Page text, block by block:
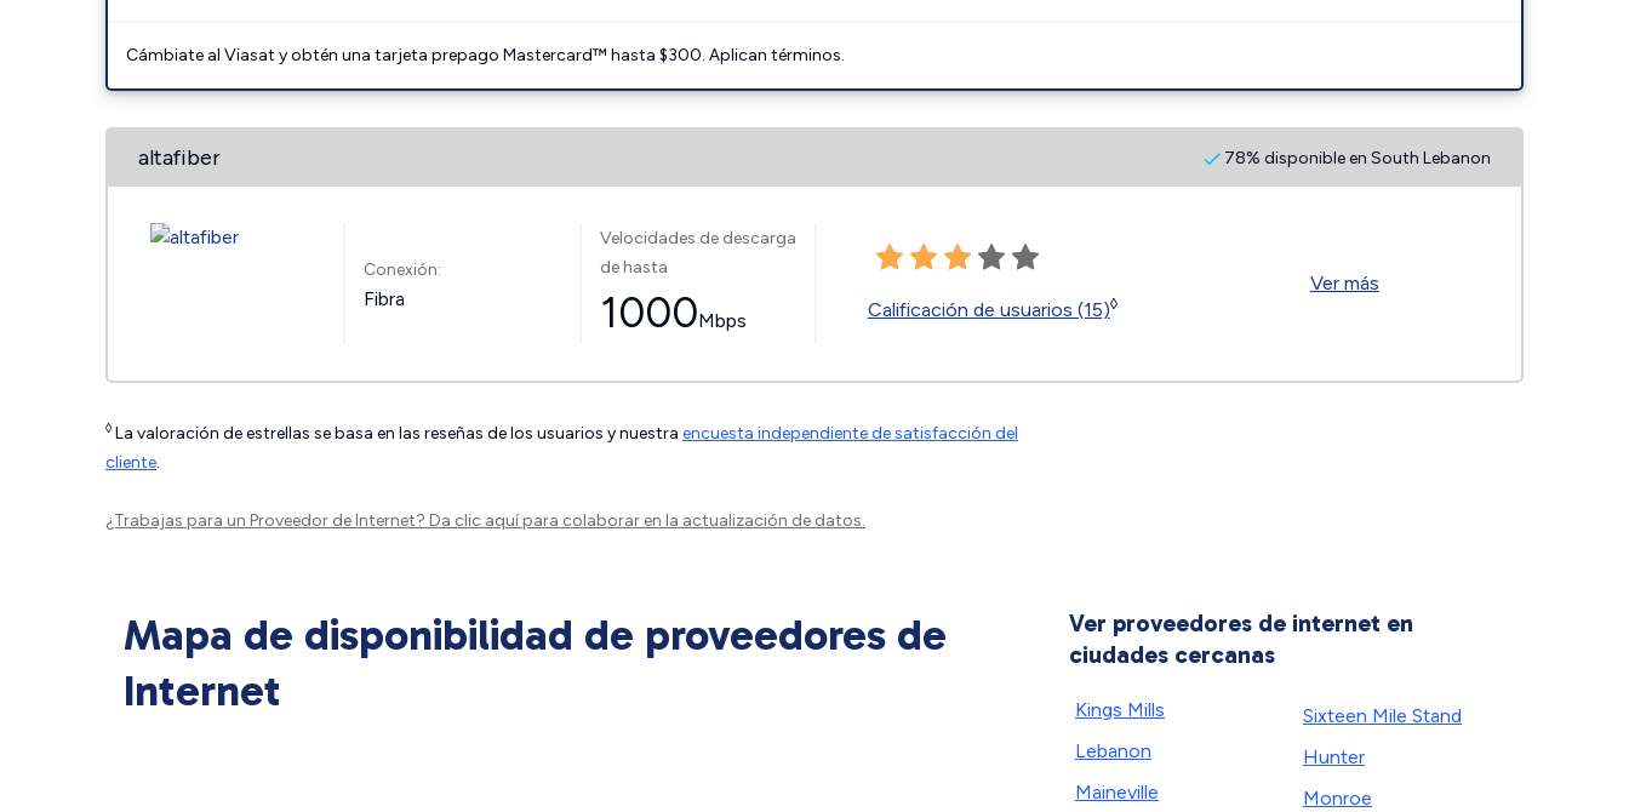
Cámbiate al Viasat y obtén una tarjeta prepago Mastercard™ hasta $300. Aplican términos.
altafiber 78% disponible en South Lebanon
Conexión:
Fibra
Velocidades de descarga
de hasta
1000Mbps Calificación de usuarios (15)◊
Ver más
◊ La valoración de estrellas se basa en las reseñas de los usuarios y nuestra encuesta independiente de satisfacción del
cliente.
¿Trabajas para un Proveedor de Internet? Da clic aquípara colaborar en la actualización de datos.
Mapa de disponibilidad de proveedores de
Internet
Ver proveedores de internet en
ciudades cercanas
Kings Mills
Lebanon
Maineville
Sixteen Mile Stand
Hunter
Monroe